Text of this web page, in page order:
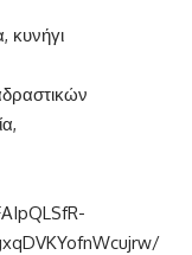
κυνήγι